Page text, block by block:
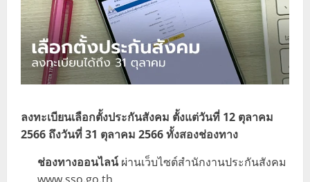
ลงทะเบียนเลือกตั้งประกันสังคม ตั้งแต่วันที่ 12 ตุลาคม
2566 ถึงวันที่ 31 ตุลาคม 2566 ทั้งสองช่องทาง
ช่องทางออนไลน์ผ่านเว็บไซต์สำนักงานประกันสังคม